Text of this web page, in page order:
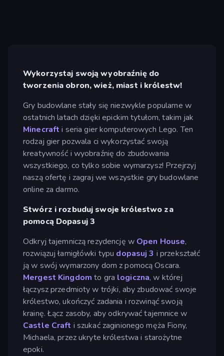
Wykorzystaj swoją wyobraźnię do
tworzenia obron, wież, miast i królestw!
Gry budowlane stały się niezwykle popularne w
ostatnich latach dzięki epickim tytułom, takim jak
Minecraft i seria gier komputerowych Lego. Ten
rodzaj gier pozwala ci wykorzystać swoją
kreatywność i wyobraźnię do zbudowania
wszystkiego, co tylko sobie wymarzysz! Przejrzyj
naszą ofertę i zagraj we wszystkie gry budowlane
online za darmo.
Stwórz i rozbuduj swoje królestwo za
pomocą Dopasuj 3
Odkryj tajemniczą rezydencję w Open House,
rozwiązuj łamigłówki typu dopasuj 3 i przekształć
ją w swój wymarzony dom z pomocą Oscara.
Mergest Kingdom to gra logiczna, w której
łączysz przedmioty w trójki, aby zbudować swoje
królestwo, ukończyć zadania i rozwinąć swoją
krainę. Łącz zasoby, aby odkrywać tajemnice w
Castle Craft i szukać zaginionego męża Fiony,
Michaela, przez ukryte królestwa i starożytne
epoki.